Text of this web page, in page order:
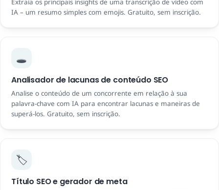
Extraia os principais insights de uma transcrição de vídeo com
IA – um resumo simples com emojis. Gratuito, sem inscrição.
🕳️
Analisador de lacunas de conteúdo SEO
Analise o conteúdo de um concorrente em relação à sua
palavra-chave com IA para encontrar lacunas e maneiras de
superá-los. Gratuito, sem inscrição.
🏷️
Título SEO e gerador de meta